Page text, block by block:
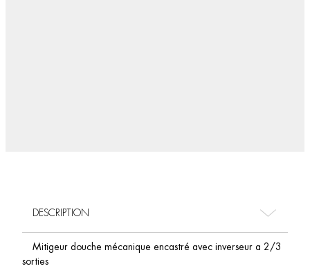
DESCRIPTION
Mitigeur douche mécanique encastré avec inverseur a 2/3
sorties